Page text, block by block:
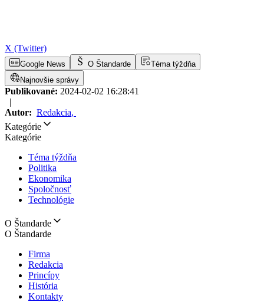
X (Twitter)
Google News O Štandarde
Téma týždňa
Najnovšie správy
Publikované: 2024-02-02 16:28:41
|
Autor: Redakcia,
Kategórie
Kategórie
Téma týždňa
Politika
Ekonomika
Spoločnosť
Technológie
O Štandarde
O Štandarde
Firma
Redakcia
Princípy
História
Kontakty